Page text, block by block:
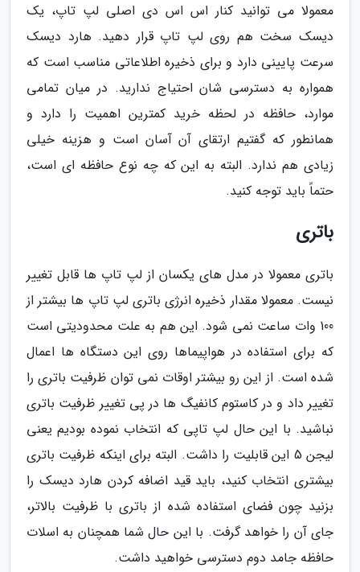
معمولا می توانید کنار اس اس دی اصلی لپ تاپ، یک
دیسک سخت هم روی لپ تاپ قرار دهید. هارد دیسک
سرعت پایینی دارد و برای ذخیره اطلاعاتی مناسب است که
همواره به دسترسی شان احتیاج ندارید. در میان تمامی
موارد، حافظه در لحظه خرید کمترین اهمیت را دارد و
همانطور که گفتیم ارتقای آن آسان است و هزینه خیلی
زیادی هم ندارد. البته به این که چه نوع حافظه ای است،
حتماً باید توجه کنید.
باتری
باتری معمولا در مدل های یکسان از لپ تاپ ها قابل تغییر
نیست. معمولا مقدار ذخیره انرژی باتری لپ تاپ ها بیشتر از
100 وات ساعت نمی شود. این هم به علت محدودیتی است
که برای استفاده در هواپیماها روی این دستگاه ها اعمال
شده است. از این رو بیشتر اوقات نمی توان ظرفیت باتری را
تغییر داد و در کاستوم کانفیگ ها در پی تغییر ظرفیت باتری
نباشید. با این حال لپ تاپی که انتخاب نموده بودیم یعنی
لیجن 5 این قابلیت را داشت. البته برای اینکه ظرفیت باتری
بیشتری انتخاب کنید، باید قید اضافه کردن هارد دیسک را
بزنید چون فضای استفاده شده از باتری با ظرفیت بالاتر،
جای آن را خواهد گرفت. با این حال شما همچنان به اسلات
حافظه جامد دوم دسترسی خواهید داشت.